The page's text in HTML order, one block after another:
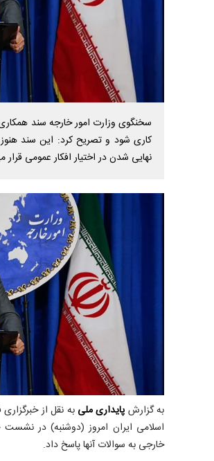
کاری شود و تصریح کرد: این سند
نهایی شدن در اختیار افکار عمومی قرار
به گزارش پایداری ملیبه نقل از
اسلامی ایران امروز (دوشنبه) در
خارجی به سوالات آنها پاسخ داد.